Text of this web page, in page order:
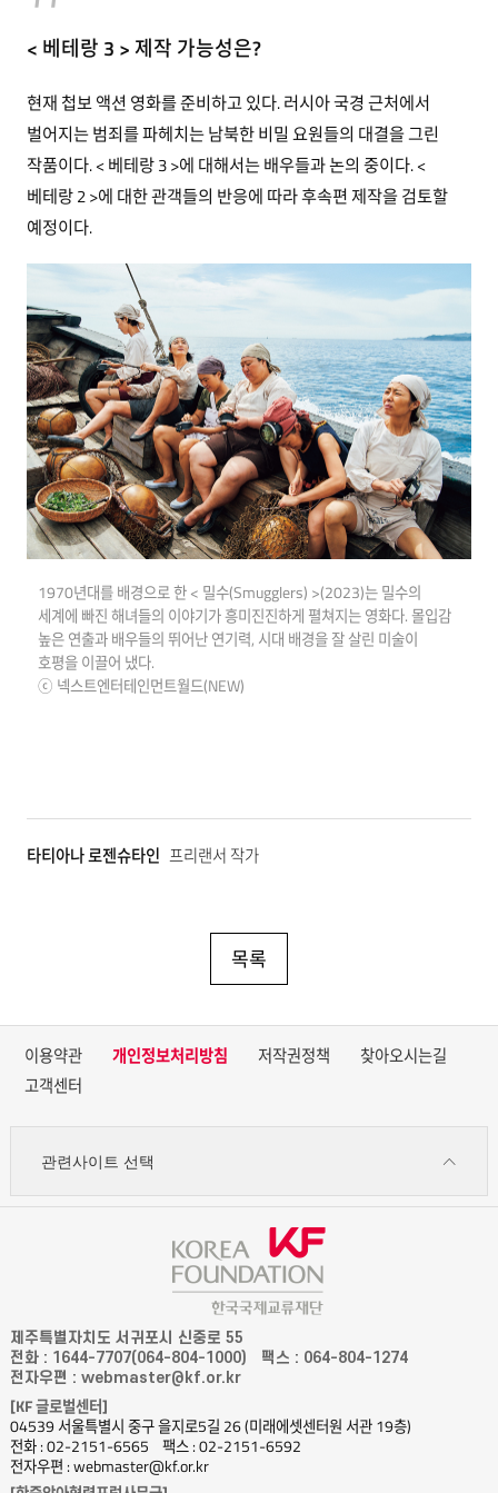
< 베테랑 3 > 제작 가능성은?
현재 첩보 액션 영화를 준비하고 있다. 러시아 국경 근처에서
벌어지는 범죄를 파헤치는 남북한 비밀 요원들의 대결을 그린
작품이다. < 베테랑 3 >에 대해서는 배우들과 논의 중이다. <
베테랑 2 >에 대한 관객들의 반응에 따라 후속편 제작을 검토할
예정이다.
1970년대를 배경으로 한 < 밀수(Smugglers) >(2023)는 밀수의
세계에 빠진 해녀들의 이야기가 흥미진진하게 펼쳐지는 영화다. 몰입감
높은 연출과 배우들의 뛰어난 연기력, 시대 배경을 잘 살린 미술이
호평을 이끌어 냈다.
ⓒ 넥스트엔터테인먼트월드(NEW)
타티아나 로젠슈타인 프리랜서 작가
목록
이용약관 개인정보처리방침 저작권정책
찾아오시는길
고객센터
관련사이트 선택
제주특별자치도 서귀포시 신중로 55
전화 : 1644-7707(064-804-1000)
팩스 : 064-804-1274
전자우편 : webmaster@kf.or.kr
[KF 글로벌센터]
04539 서울특별시 중구 을지로5길 26 (미래에셋센터원 서관 19층)
전화 : 02-2151-6565
팩스 : 02-2151-6592
전자우편 : webmaster@kf.or.kr